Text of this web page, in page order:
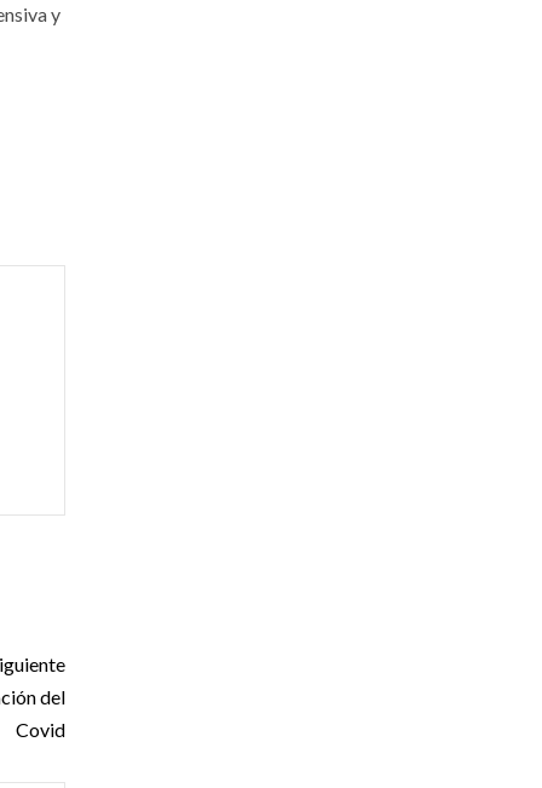
y
del
Covid